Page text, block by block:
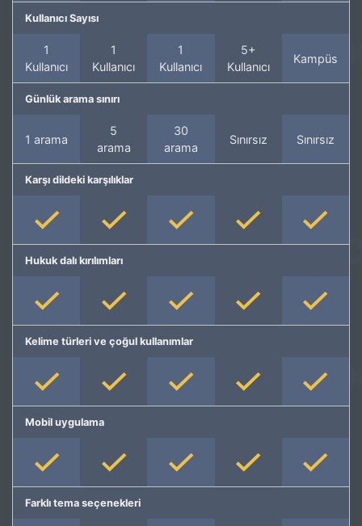
Kullanıcı Sayısı
1
Kullanıcı
1
Kullanıcı
1
Kullanıcı
5+
Kullanıcı
Kampüs
Günlük arama sınırı
1 arama
5
arama
30
arama
Sınırsız Sınırsız
Karşı dildeki karşılıklar
Hukuk dalı kırılımları
Kelime türleri ve çoğul kullanımlar
Mobil uygulama
Farklı tema seçenekleri